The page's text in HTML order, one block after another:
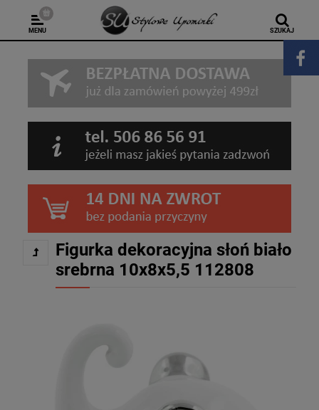
MENU SZUKAJ
Figurka dekoracyjna słoń biało
srebrna 10x8x5,5 112808